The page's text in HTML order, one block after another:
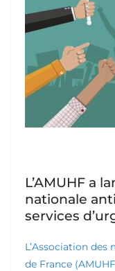
L’AMUHF a
nationale
services
L’Association
de France